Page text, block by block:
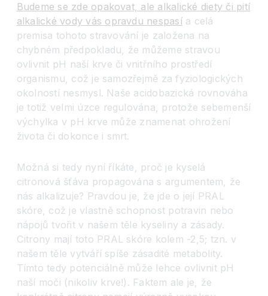
Budeme se zde opakovat, ale alkalické diety či pití
alkalické vody vás opravdu nespasía celá
premisa tohoto stravování je založena na
chybném předpokladu, že můžeme stravou
ovlivnit pH naší krve či vnitřního prostředí
organismu, což je samozřejmě za fyziologických
okolností nesmysl. Naše acidobazická rovnováha
je totiž velmi úzce regulována, protože sebemenší
výchylka v pH krve může znamenat ohrožení
života či dokonce i smrt.
Možná si tedy nyní říkáte, proč je kyselá
citronová šťáva propagována s argumentem, že
nás alkalizuje? Pravdou je, že jde o její PRAL
skóre, což je vlastně schopnost potravin nebo
nápojů tvořit v našem těle kyseliny a zásady.
Citrony mají toto PRAL skóre kolem -2,5; tzn. v
našem těle vytváří spíše zásadité metabolity.
Tímto tedy potenciálně může lehce ovlivnit pH
naší moči (nikoliv krve!). Faktem ale je, že